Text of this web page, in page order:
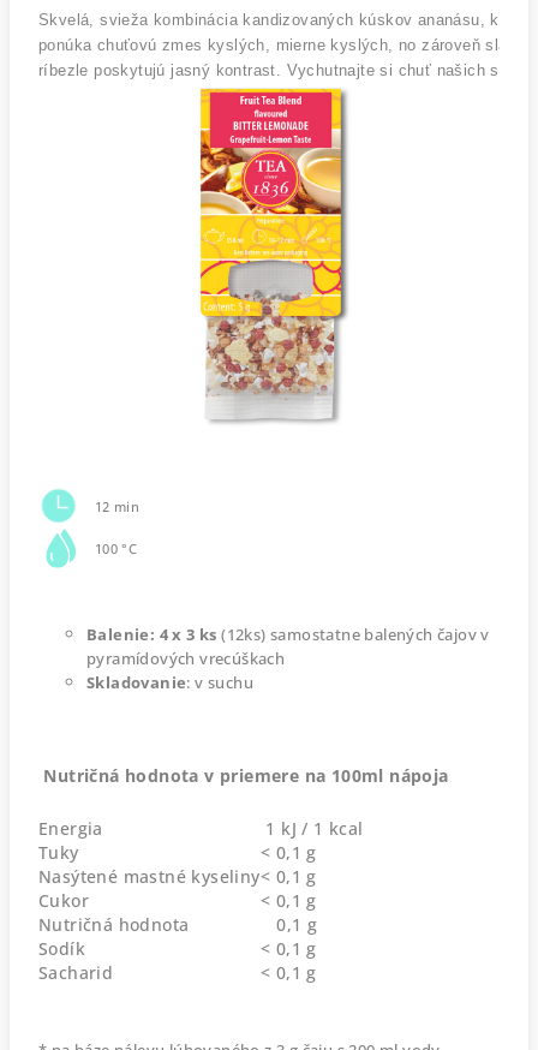
Skvelá, svieža kombinácia kandizovaných kúskov ananásu,
ponúka chuťovú zmes kyslých, mierne kyslých, no zároveň
ríbezle poskytujú jasný kontrast. Vychutnajte si chuť našich
12 min
100 °C
Balenie: 4 x 3 ks (12ks) samostatne balených čajov v
pyramídových vrecúškach
Skladovanie: v suchu
Nutričná hodnota v priemere na 100ml nápoja
Energia
1 kJ / 1 kcal
Tuky
< 0,1 g
Nasýtené mastné kyseliny< 0,1 g
Cukor
< 0,1 g
Nutričná hodnota
0,1 g
Sodík
< 0,1 g
Sacharid
< 0,1 g